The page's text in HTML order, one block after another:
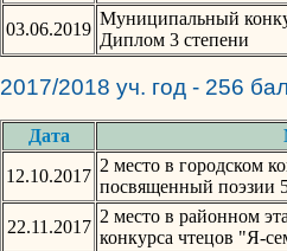
03.06.2019
Муниципальный
Диплом 3 степени
2017/2018 уч. год - 256
Дата
12.10.2017
2 место в городском
посвященный поэзии
22.11.2017
2 место в районном
конкурса чтецов "Я-